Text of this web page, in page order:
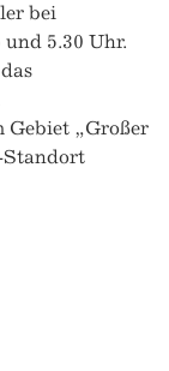
bei
5.30 Uhr.
Gebiet „Großer
Standort